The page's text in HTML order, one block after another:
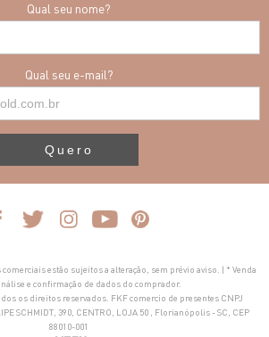
Qual seu nome?
Qual seu e-mail?
Quero
estão sujeitos a alteração, sem prévio aviso. | * Venda
e confirmação de dados do comprador.
os direitos reservados. FKF comercio de presentes CNPJ
SCHMIDT, 390, CENTRO, LOJA 50 , Florianópolis - SC, CEP
88010-001